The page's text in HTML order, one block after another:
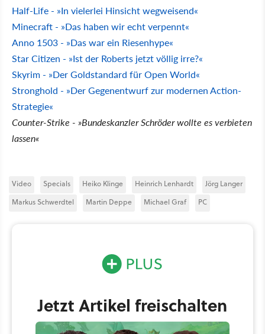
Half-Life - »In vielerlei Hinsicht wegweisend«
Minecraft - »Das haben wir echt verpennt«
Anno 1503 - »Das war ein Riesenhype«
Star Citizen - »Ist der Roberts jetzt völlig irre?«
Skyrim - »Der Goldstandard für Open World«
Stronghold - »Der Gegenentwurf zur modernen Action-
Strategie«
Counter-Strike - »Bundeskanzler Schröder wollte es verbieten
lassen«
Video Specials Heiko Klinge Heinrich Lenhardt
Jörg Langer
Markus Schwerdtel
Martin Deppe Michael Graf PC
Jetzt Artikel freischalten